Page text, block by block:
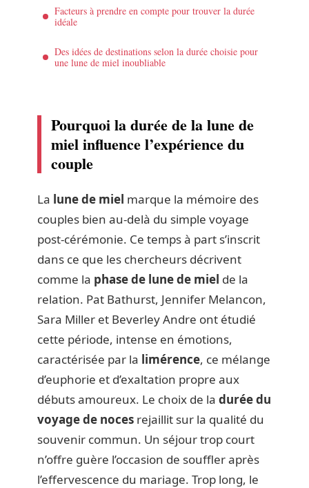
Facteurs à prendre en compte pour trouver la durée
idéale
Des idées de destinations selon la durée choisie pour
une lune de miel inoubliable
Pourquoi la durée de la lune de
miel influence l’expérience du
couple
La lune de miel marque la mémoire des
couples bien au-delà du simple voyage
post-cérémonie. Ce temps à part s’inscrit
dans ce que les chercheurs décrivent
comme la phase de lune de miel de la
relation. Pat Bathurst, Jennifer Melancon,
Sara Miller et Beverley Andre ont étudié
cette période, intense en émotions,
caractérisée par la limérence, ce mélange
d’euphorie et d’exaltation propre aux
débuts amoureux. Le choix de la durée du
voyage de noces rejaillit sur la qualité du
souvenir commun. Un séjour trop court
n’offre guère l’occasion de souffler après
l’effervescence du mariage. Trop long, le